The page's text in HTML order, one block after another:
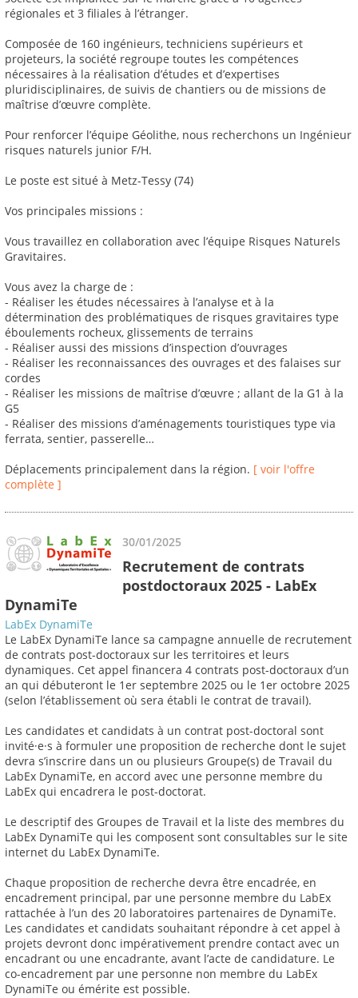
régionales et 3 filiales à l’étranger.
Composée de 160 ingénieurs, techniciens supérieurs et
projeteurs, la société regroupe toutes les compétences
nécessaires à la réalisation d’études et d’expertises
pluridisciplinaires, de suivis de chantiers ou de missions de
maîtrise d’œuvre complète.
Pour renforcer l’équipe Géolithe, nous recherchons un Ingénieur
risques naturels junior F/H.
Le poste est situé à Metz-Tessy (74)
Vos principales missions :
Vous travaillez en collaboration avec l’équipe Risques Naturels
Gravitaires.
Vous avez la charge de :
- Réaliser les études nécessaires à l’analyse et à la
détermination des problématiques de risques gravitaires type
éboulements rocheux, glissements de terrains
- Réaliser aussi des missions d’inspection d’ouvrages
- Réaliser les reconnaissances des ouvrages et des falaises sur
cordes
- Réaliser les missions de maîtrise d’œuvre ; allant de la G1 à la
G5
- Réaliser des missions d’aménagements touristiques type via
ferrata, sentier, passerelle…
Déplacements principalement dans la région. [ voir l'offre
complète ]
30/01/2025
Recrutement de contrats
postdoctoraux 2025 - LabEx
DynamiTe
LabEx DynamiTe
Le LabEx DynamiTe lance sa campagne annuelle de recrutement
de contrats post-doctoraux sur les territoires et leurs
dynamiques. Cet appel financera 4 contrats post-doctoraux d’un
an qui débuteront le 1er septembre 2025 ou le 1er octobre 2025
(selon l’établissement où sera établi le contrat de travail).
Les candidates et candidats à un contrat post-doctoral sont
invité·e·s à formuler une proposition de recherche dont le sujet
devra s’inscrire dans un ou plusieurs Groupe(s) de Travail du
LabEx DynamiTe, en accord avec une personne membre du
LabEx qui encadrera le post-doctorat.
Le descriptif des Groupes de Travail et la liste des membres du
LabEx DynamiTe qui les composent sont consultables sur le site
internet du LabEx DynamiTe.
Chaque proposition de recherche devra être encadrée, en
encadrement principal, par une personne membre du LabEx
rattachée à l’un des 20 laboratoires partenaires de DynamiTe.
Les candidates et candidats souhaitant répondre à cet appel à
projets devront donc impérativement prendre contact avec un
encadrant ou une encadrante, avant l’acte de candidature. Le
co-encadrement par une personne non membre du LabEx
DynamiTe ou émérite est possible.